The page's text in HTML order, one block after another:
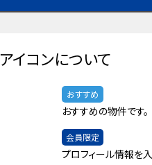
アイコンについて
おすすめ
おすすめの物件です。
会員限定
プロフィール情報を